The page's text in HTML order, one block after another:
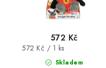
Skladem
572 Kč
Měrná
572 Kč / 1 ks